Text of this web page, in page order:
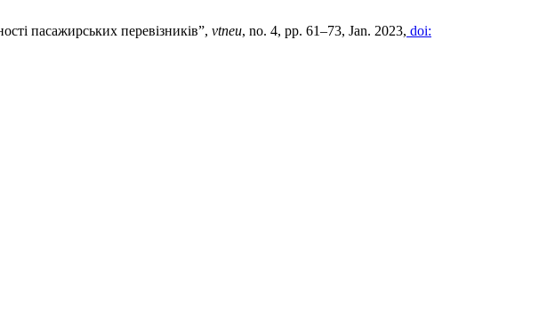
пасажирських перевізників”, vtneu, no. 4, pp. 61–73, Jan. 2023, doi: